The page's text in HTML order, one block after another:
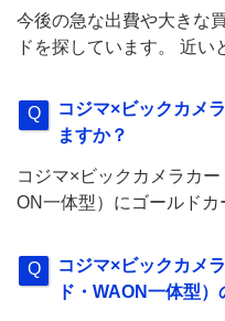
今後の急な出費や大きな
ドを探しています。 近い
コジマ×ビックカメ
ますか？
コジマ×ビックカメラカ
ON一体型）にゴールドカ
コジマ×ビックカメ
ド・WAON一体型）